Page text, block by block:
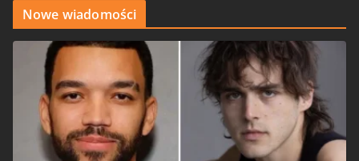
Nowe wiadomości